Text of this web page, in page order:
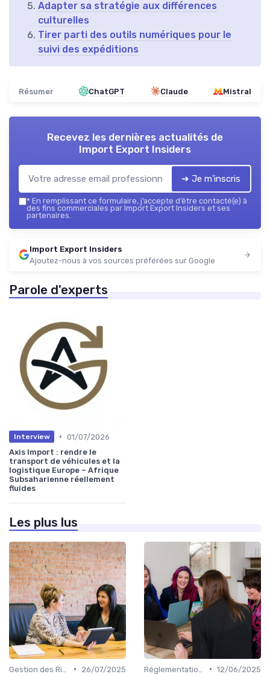
Adapter sa stratégie aux différences
culturelles
Tirer parti des outils numériques pour le
suivi des expéditions
Résumer ChatGPT Claude Mistral
Recevez les dernières actualités de
Import Export Insiders
➔ Je m'inscris
* En remplissant ce formulaire, j’accepte d’être contacté(e) à
des fins commerciales par Import Export Insiders et ses
partenaires.
Import Export Insiders
Ajoutez-nous à vos sources préférées sur Google
Parole d'experts
Interview • 01/07/2026
Axis Import : rendre le
transport de véhicules et la
logistique Europe – Afrique
Subsaharienne réellement
fluides
Les plus lus
•
26/07/2025
• 12/06/2025